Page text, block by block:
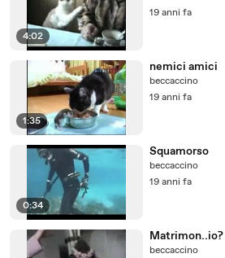
4:02
19 anni fa
1:35
nemici amici
beccaccino
19 anni fa
0:34
Squamorso
beccaccino
19 anni fa
Matrimon..io?
beccaccino